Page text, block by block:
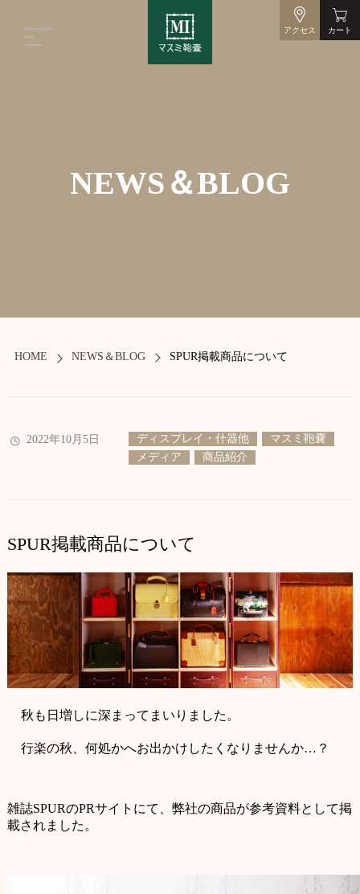
アクセス カート
NEWS＆BLOG
HOME NEWS＆BLOG SPUR掲載商品について
2022年10月5日 ディスプレイ・什器他
マスミ鞄嚢
メディア
商品紹介
SPUR掲載商品について
秋も日増しに深まってまいりました。
行楽の秋、何処かへお出かけしたくなりませんか…？
雑誌SPURのPRサイトにて、弊社の商品が参考資料として掲
載されました。